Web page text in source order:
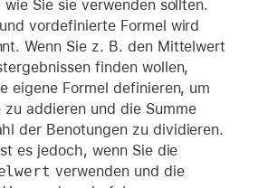
Sie sie verwenden sollten.
vordefinierte Formel wird
Wenn Sie z. B. den Mittelwert
finden wollen,
eigene Formel definieren, um
zu addieren und die Summe
der Benotungen zu dividieren.
es jedoch, wenn Sie die
verwenden und die